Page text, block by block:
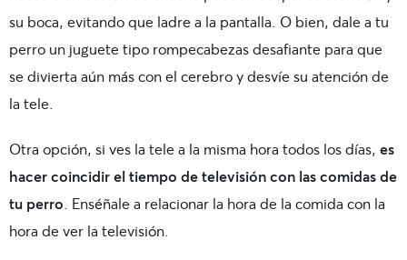
su boca, evitando que ladre a la pantalla. O bien, dale a tu
perro un juguete tipo rompecabezas desafiante para que
se divierta aún más con el cerebro y desvíe su atención de
la tele.
Otra opción, si ves la tele a la misma hora todos los días, es
hacer coincidir el tiempo de televisión con las comidas de
tu perro . Enséñale a relacionar la hora de la comida con la
hora de ver la televisión.